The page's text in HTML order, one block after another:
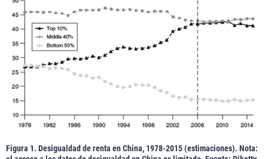
Figura 1. Desigualdad de renta en China, 1978-2015 (estimaciones). Nota: